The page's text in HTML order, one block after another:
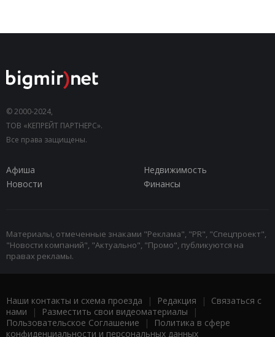
© 2000-2024,
ТОВ «КЕПРЕЙТ ПАРТНЕРС».
Все права защищены.
Афиша
Недвижимость
Новости
Финансы
Материалы, отмеченные знаками "Реклама", "PR", "Спецпроект",
"Новости компаний", "Актуально", "Промо", публикуются на
правах рекламы.
Наши контакты и схема проезда | Редакция | Связаться с
нами | Разместить свои видеоматериалы |
Пользовательское Соглашение |
Политика в сфере
конфиденциальности и персональных данных